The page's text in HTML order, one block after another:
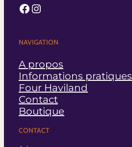
Facebook
Instagram
NAVIGATION
A propos
Informations pratiques
Four Haviland
Contact
Boutique
CONTACT